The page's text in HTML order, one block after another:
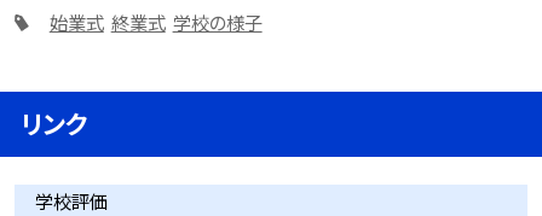
始業式 終業式 学校の様子
リンク
学校評価